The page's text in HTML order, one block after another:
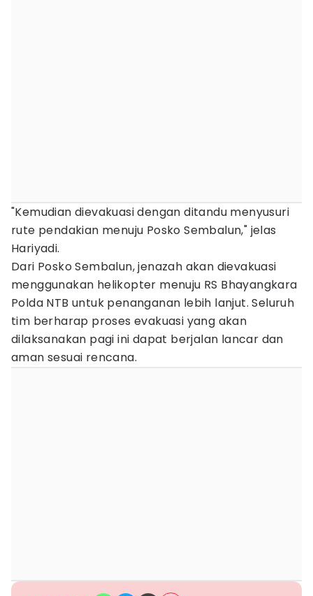
"Kemudian dievakuasi dengan ditandu menyusuri
rute pendakian menuju Posko Sembalun," jelas
Hariyadi.
Dari Posko Sembalun, jenazah akan dievakuasi
menggunakan helikopter menuju RS Bhayangkara
Polda NTB untuk penanganan lebih lanjut. Seluruh
tim berharap proses evakuasi yang akan
dilaksanakan pagi ini dapat berjalan lancar dan
aman sesuai rencana.